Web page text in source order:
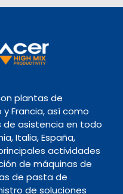
plantas de
Francia, así como
de asistencia en todo
Italia, España,
actividades
de máquinas de
de pasta de
de soluciones